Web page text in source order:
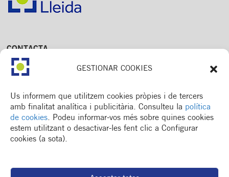
GESTIONAR COOKIES
Us informem que utilitzem cookies pròpies i de tercers
amb finalitat analítica i publicitària. Consulteu la política
de cookies. Podeu informar-vos més sobre quines cookies
estem utilitzant o desactivar-les fent clic a Configurar
cookies (a sota).
CONTACTA
Av. Dr. Fleming, 15,
2n. 1a
T. 973 245 133
M. 672 018 236
Col·legi